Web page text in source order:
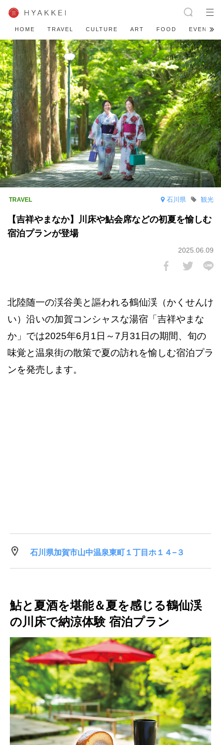
HOME TRAVEL CULTURE ART FOOD EVENT
石川県 観光
【吉祥やまなか】川床や鮎会席などの初夏を愉しむ
宿泊プランが登場
2025.06.09
北陸随一の渓谷美と謳われる鶴仙渓（かくせんけ
い）沿いの加賀コンシャスな湯宿「吉祥やまな
か」では2025年6月1日～7月31日の期間、旬の
味覚と温泉街の散策で夏の訪れを愉しむ宿泊プラ
ンを発売します。
石川県加賀市山中温泉東町１丁目ホ１４−３
鮎と夏酒を堪能＆夏を感じる鶴仙渓
の川床で納涼体験 宿泊プラン